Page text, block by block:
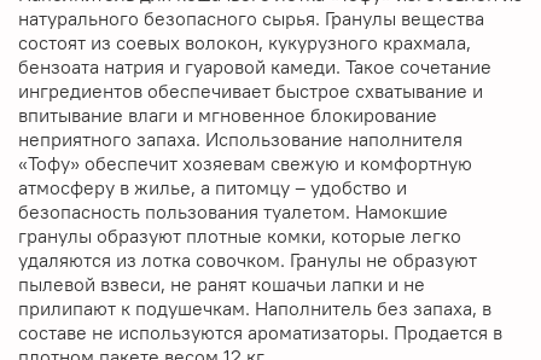
натурального безопасного сырья. Гранулы вещества
состоят из соевых волокон, кукурузного крахмала,
бензоата натрия и гуаровой камеди. Такое сочетание
ингредиентов обеспечивает быстрое схватывание и
впитывание влаги и мгновенное блокирование
неприятного запаха. Использование наполнителя
«Тофу» обеспечит хозяевам свежую и комфортную
атмосферу в жилье, а питомцу – удобство и
безопасность пользования туалетом. Намокшие
гранулы образуют плотные комки, которые легко
удаляются из лотка совочком. Гранулы не образуют
пылевой взвеси, не ранят кошачьи лапки и не
прилипают к подушечкам. Наполнитель без запаха, в
составе не используются ароматизаторы. Продается в